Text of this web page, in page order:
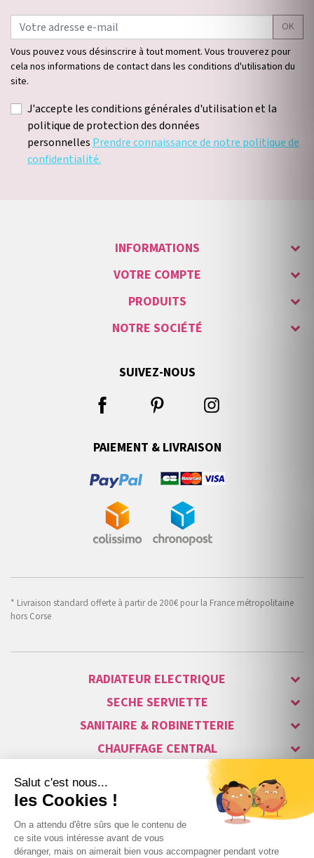
OK
Vous pouvez vous désinscrire à tout moment. Vous trouverez pour
cela nos informations de contact dans les conditions d'utilisation du
site.
J'accepte les conditions générales d'utilisation et la
politique de protection des données
personnelles Prendre connaissance de notre politique de
confidentialité.
INFORMATIONS
VOTRE COMPTE
PRODUITS
NOTRE SOCIÉTÉ
SUIVEZ-NOUS
PAIEMENT & LIVRAISON
* Livraison standard offerte à partir de 200€ pour la France métropolitaine
hors Corse
RADIATEUR ELECTRIQUE
SECHE SERVIETTE
SANITAIRE & ROBINETTERIE
CHAUFFAGE CENTRAL
ALARME & SÉCURITÉ
MAISON CONNECTÉE
VISIOPHONE & INTERPHONE
LUMINAIRES & ECLAIRAGE